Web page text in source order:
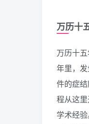
万历十
万历十
年里，
件的症
程从这
学术经